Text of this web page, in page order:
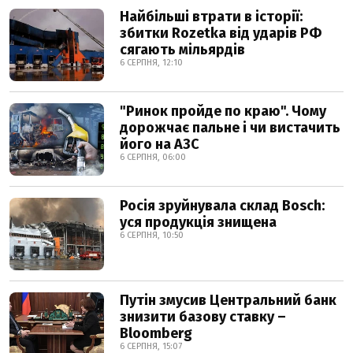
Найбільші втрати в історії:
збитки Rozetka від ударів РФ
сягають мільярдів
6 СЕРПНЯ, 12:10
"Ринок пройде по краю". Чому
дорожчає пальне і чи вистачить
його на АЗС
6 СЕРПНЯ, 06:00
Росія зруйнувала склад Bosch:
уся продукція знищена
6 СЕРПНЯ, 10:50
Путін змусив Центральний банк
знизити базову ставку –
Bloomberg
6 СЕРПНЯ, 15:07